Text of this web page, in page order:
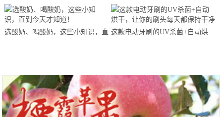
马拉松超级精英赛顺德海骏达中心
站欢乐开跑
选酸奶、喝酸奶，这些小知识，直 这款电动牙刷的UV杀菌+自动烘